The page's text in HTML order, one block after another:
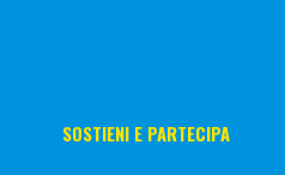
SOSTIENI E PARTECIPA